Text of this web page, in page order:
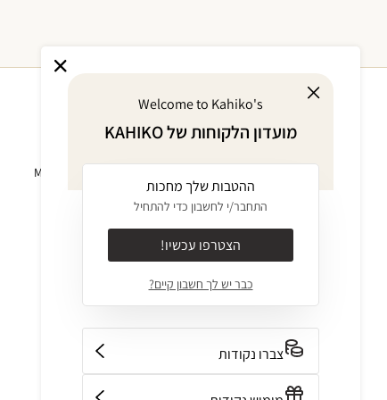
מוצרים
בגדי חוף
אודות
JOURNAL
Welcome to Kahiko's
מועדון הלקוחות של KAHIKO
ההטבות שלך מחכות
התחבר/י לחשבון כדי להתחיל
הצטרפו עכשיו!
כבר יש לך חשבון קיים?
צברו נקודות